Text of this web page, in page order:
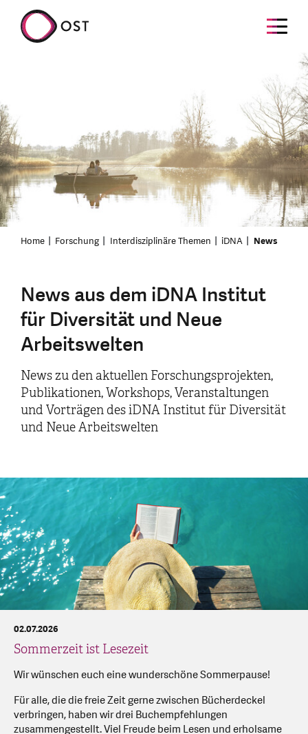
Home Forschung Interdisziplinäre Themen iDNA News
News aus dem iDNA Institut
für Diversität und Neue
Arbeitswelten
News zu den aktuellen Forschungsprojekten,
Publikationen, Workshops, Veranstaltungen
und Vorträgen des iDNA Institut für Diversität
und Neue Arbeitswelten
Sommerzeit ist Lesezeit
02.07.2026
Wir wünschen euch eine wunderschöne Sommerpause!
Für alle, die die freie Zeit gerne zwischen Bücherdeckel
verbringen, haben wir drei Buchempfehlungen
zusammengestellt. Viel Freude beim Lesen und erholsame